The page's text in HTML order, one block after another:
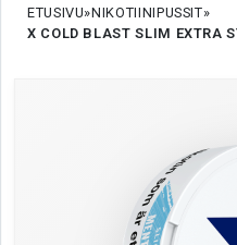
ETUSIVU NIKOTIINIPUSSIT
X COLD BLAST SLIM EXTRA